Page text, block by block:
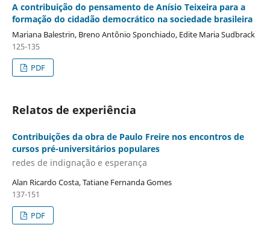
A contribuição do pensamento de Anísio Teixeira para a
formação do cidadão democrático na sociedade brasileira
Mariana Balestrin, Breno Antônio Sponchiado, Edite Maria Sudbrack
125-135
PDF
Relatos de experiência
Contribuições da obra de Paulo Freire nos encontros de
cursos pré-universitários populares
redes de indignação e esperança
Alan Ricardo Costa, Tatiane Fernanda Gomes
137-151
PDF